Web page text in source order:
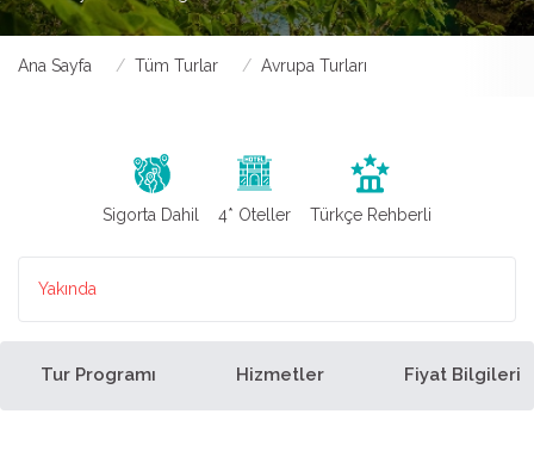
Ana Sayfa Tüm Turlar Avrupa Turları
Sigorta Dahil 4* Oteller Türkçe Rehberli
Yakında
Tur Programı Hizmetler Fiyat Bilgileri